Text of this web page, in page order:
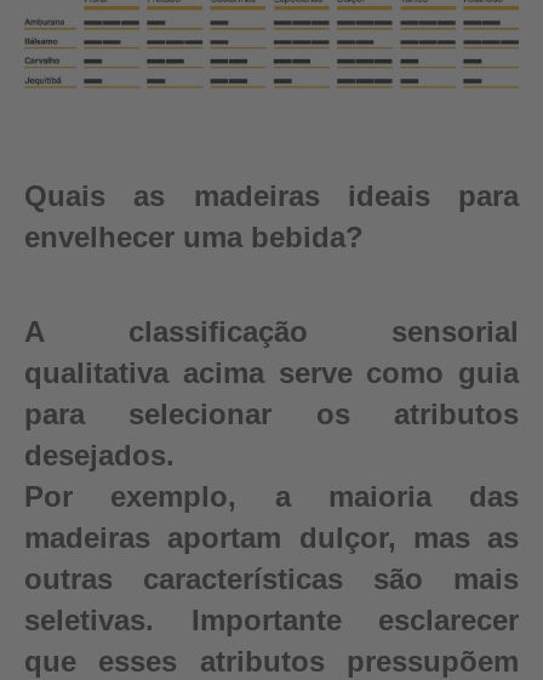
Quais as madeiras ideais para
envelhecer uma bebida?
A classificação sensorial
qualitativa acima serve como guia
para selecionar os atributos
desejados.
Por exemplo, a maioria das
madeiras aportam dulçor, mas as
outras características são mais
seletivas. Importante esclarecer
que esses atributos pressupõem